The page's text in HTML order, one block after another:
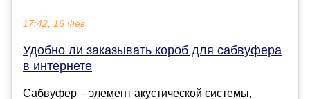
17:42, 16 Фев
Удобно ли заказывать короб для сабвуфера
в интернете
Сабвуфер – элемент акустической системы,